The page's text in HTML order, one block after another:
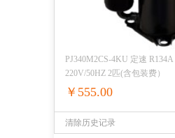
PJ340M2CS-4KU 定速 R134A
220V/50HZ 2匹(含包装费）
￥555.00
清除历史记录